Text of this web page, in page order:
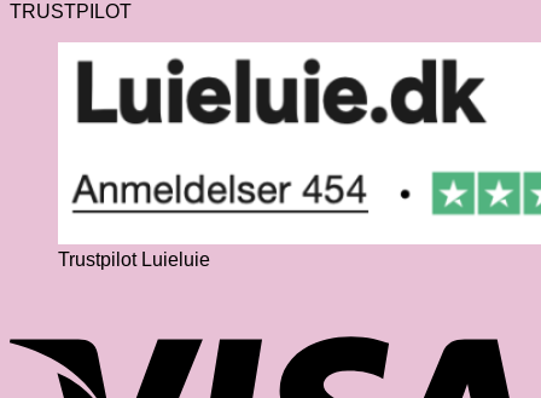
TRUSTPILOT
Trustpilot Luieluie